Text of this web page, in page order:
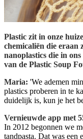
Plastic zit in onze
chemicaliën die eraan
nanoplastics die in
van de Plastic Soup
Maria: 'We ademen
plastics proberen in te
duidelijk is, kun je het
Vernieuwde app met
In 2012 begonnen we
tandpasta. Dat was een